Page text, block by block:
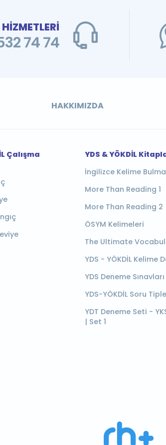
74 74
HAKKIMIZDA
Çalışma
YDS & YÖKDİL
İngilizce Kelime
More Than Reading 1
More Than Reading 2
ÖSYM Kelimeleri
The Ultimate
YDS - YÖKDİL Kelime
YDS Deneme Sınavları
YDS-YÖKDİL Soru
YDT Deneme Seti -
| Set 1